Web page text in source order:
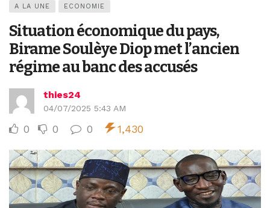
A LA UNE ECONOMIE
Situation économique du pays,
Birame Soulèye Diop met l’ancien
régime au banc des accusés
thies24
04/07/2025 5:43 AM
0 0 0 1,430